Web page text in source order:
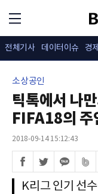
전체기사 데이터이슈 경제
소상공인
틱톡에서 나
FIFA18의 주
2018-09-14 15:12:43
K리그 인기 선